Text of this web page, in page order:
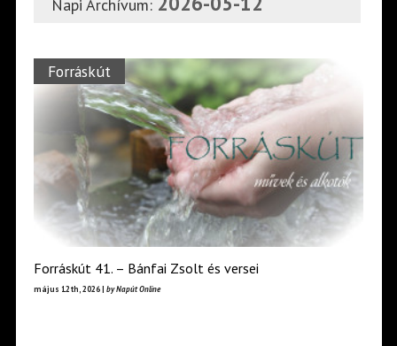
Napi Archívum:
Forráskút
Forráskút 41. – Bánfai Zsolt és versei
május 12th, 2026 | by Napút Online